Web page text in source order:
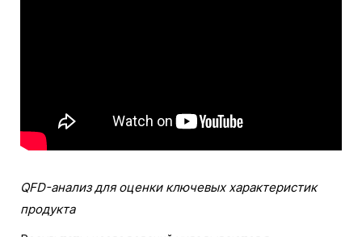
QFD-анализ для оценки ключевых характеристик
продукта